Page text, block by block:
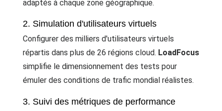
adaptés à chaque zone géographique.
2. Simulation d'utilisateurs virtuels
Configurer des milliers d'utilisateurs virtuels
répartis dans plus de 26 régions cloud. LoadFocus
simplifie le dimensionnement des tests pour
émuler des conditions de trafic mondial réalistes.
3. Suivi des métriques de performance